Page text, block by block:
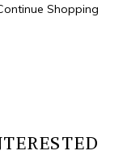
Shopping